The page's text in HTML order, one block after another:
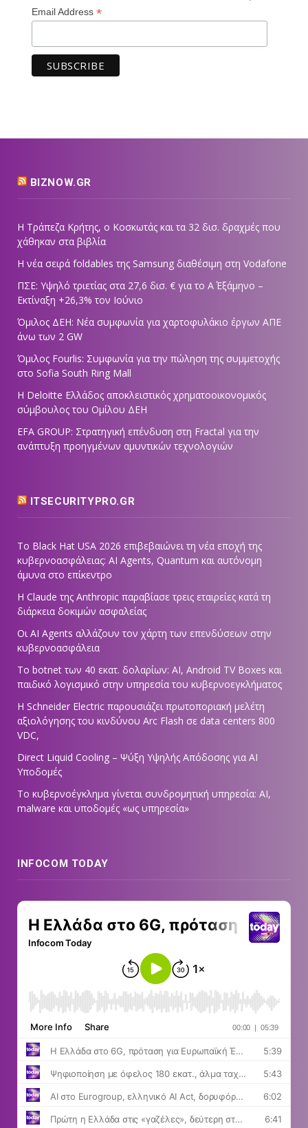
Email Address *
BIZNOW.GR
Η Τράπεζα Κρήτης, ο Κοσκωτάς και τα 32 δισ. δραχμές που
χάθηκαν στα βιβλία
Η νέα σειρά foldables της Samsung διαθέσιμη στη Vodafone
ΠΣΕ: Υψηλό τριετίας στα 27,6 δισ. € για το Α΄ Εξάμηνο –
Εκτίναξη +26,3% τον Ιούνιο
Όμιλος ΔΕΗ: Νέα συμφωνία για χαρτοφυλάκιο έργων ΑΠΕ
άνω των 2 GW
Όμιλος Fourlis: Συμφωνία για την πώληση της συμμετοχής
στο Sofia South Ring Mall
Η Deloitte Ελλάδος αποκλειστικός χρηματοοικονομικός
σύμβουλος του Ομίλου ΔΕΗ
EFA GROUP: Στρατηγική επένδυση στη Fractal για την
ανάπτυξη προηγμένων αμυντικών τεχνολογιών
ITSECURITYPRO.GR
Το Black Hat USA 2026 επιβεβαιώνει τη νέα εποχή της
κυβερνοασφάλειας: AI Agents, Quantum και αυτόνομη
άμυνα στο επίκεντρο
Η Claude της Anthropic παραβίασε τρεις εταιρείες κατά τη
διάρκεια δοκιμών ασφαλείας
Οι AI Agents αλλάζουν τον χάρτη των επενδύσεων στην
κυβερνοασφάλεια
Το botnet των 40 εκατ. δολαρίων: AI, Android TV Boxes και
παιδικό λογισμικό στην υπηρεσία του κυβερνοεγκλήματος
Η Schneider Electric παρουσιάζει πρωτοποριακή μελέτη
αξιολόγησης του κινδύνου Arc Flash σε data centers 800
VDC,
Direct Liquid Cooling – Ψύξη Υψηλής Απόδοσης για AI
Υποδομές
Το κυβερνοέγκλημα γίνεται συνδρομητική υπηρεσία: AI,
malware και υποδομές «ως υπηρεσία»
INFOCOM TODAY